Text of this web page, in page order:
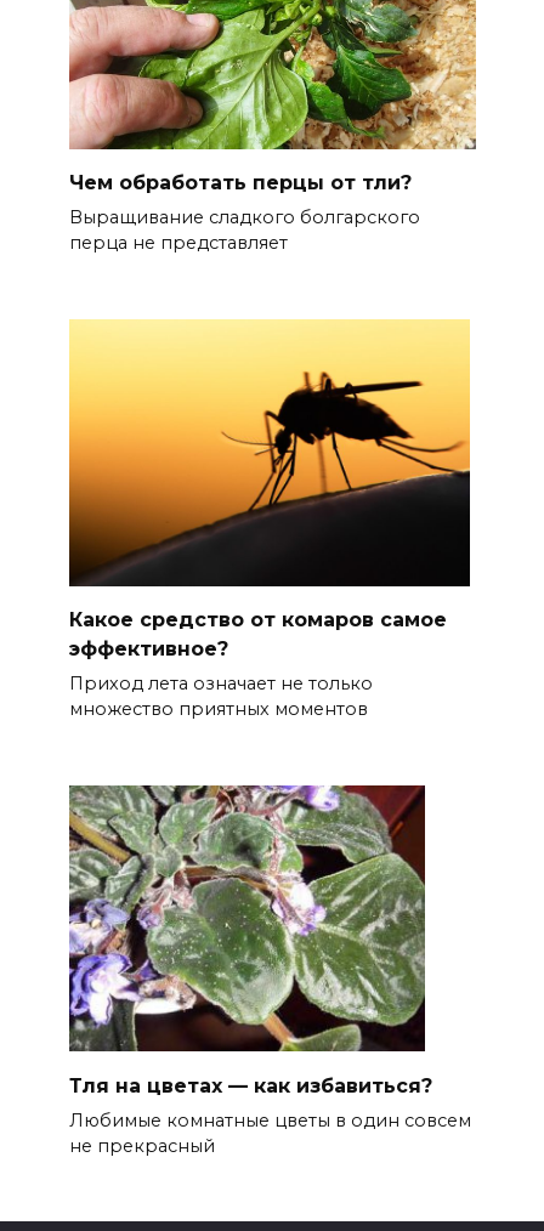
Чем обработать перцы от тли?
Выращивание сладкого болгарского
перца не представляет
Какое средство от комаров самое
эффективное?
Приход лета означает не только
множество приятных моментов
Тля на цветах — как избавиться?
Любимые комнатные цветы в один совсем
не прекрасный